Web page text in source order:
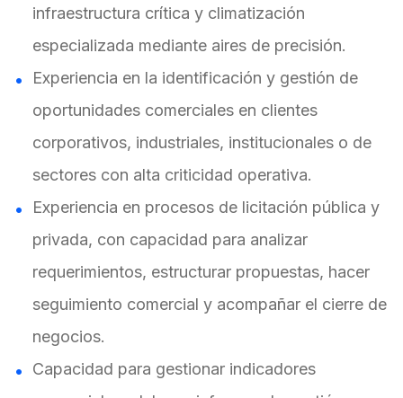
infraestructura crítica y climatización
especializada mediante aires de precisión.
Experiencia en la identificación y gestión de
oportunidades comerciales en clientes
corporativos, industriales, institucionales o de
sectores con alta criticidad operativa.
Experiencia en procesos de licitación pública y
privada, con capacidad para analizar
requerimientos, estructurar propuestas, hacer
seguimiento comercial y acompañar el cierre de
negocios.
Capacidad para gestionar indicadores